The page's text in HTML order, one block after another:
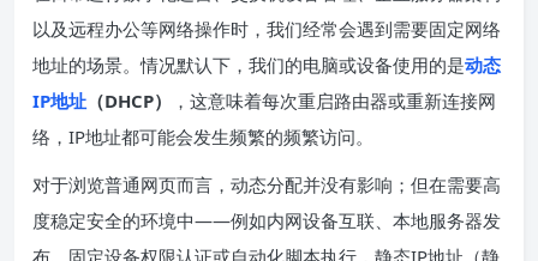
以及远程办公等网络操作时，我们经常会遇到需要固定网络
地址的场景。情况默认下，我们的电脑或设备使用的是动态
IP地址 （DHCP）
，这意味着每次重启路由器或重新连接网
络，IP地址都可能会发生频繁的频繁访问。
对于浏览普通网页而言，动态分配并没有影响；但在需要高
度稳定安全的环境中——例如内网设备互联、本地服务器发
布、固定设备权限认证或自动化脚本执行，静态IP地址（静